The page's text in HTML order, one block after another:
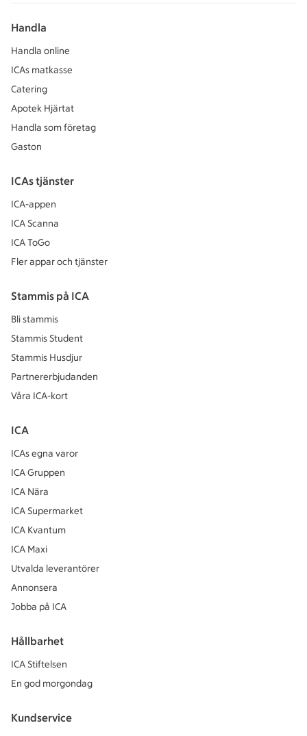
Handla
Handla online
ICAs matkasse
Catering
Apotek Hjärtat
Handla som företag
Gaston
ICAs tjänster
ICA-appen
ICA Scanna
ICA ToGo
Fler appar och tjänster
Stammis på ICA
Bli stammis
Stammis Student
Stammis Husdjur
Partnererbjudanden
Våra ICA-kort
ICA
ICAs egna varor
ICA Gruppen
ICA Nära
ICA Supermarket
ICA Kvantum
ICA Maxi
Utvalda leverantörer
Annonsera
Jobba på ICA
Hållbarhet
ICA Stiftelsen
En god morgondag
Kundservice